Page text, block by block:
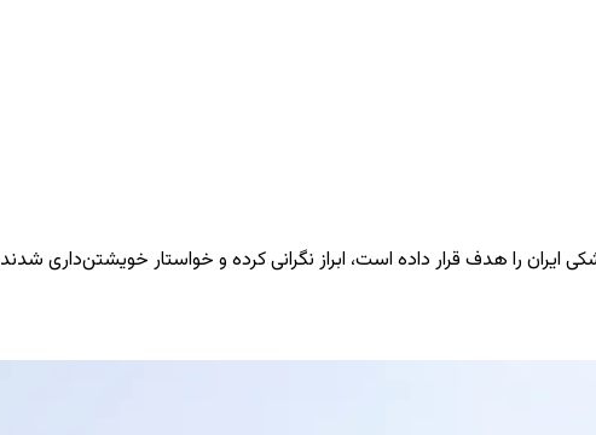
را هدف قرار داده است، ابراز نگرانی کرده و خواستار خویشتن‌داری شدند